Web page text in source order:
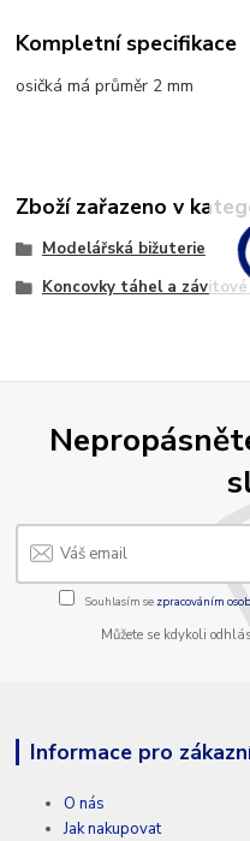
Kompletní specifikace
osičká má průměr 2 mm
Zboží zařazeno v
Modelářská bižuterie
Koncovky táhel a
Souhlasím se zpracováním
Můžete se kdykoli
Informace pro
O nás
Jak nakupovat